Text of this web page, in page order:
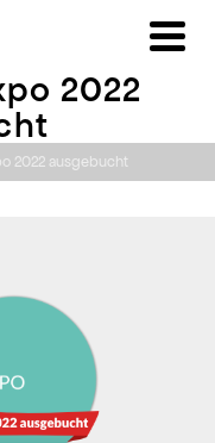
2022
2022 ausgebucht